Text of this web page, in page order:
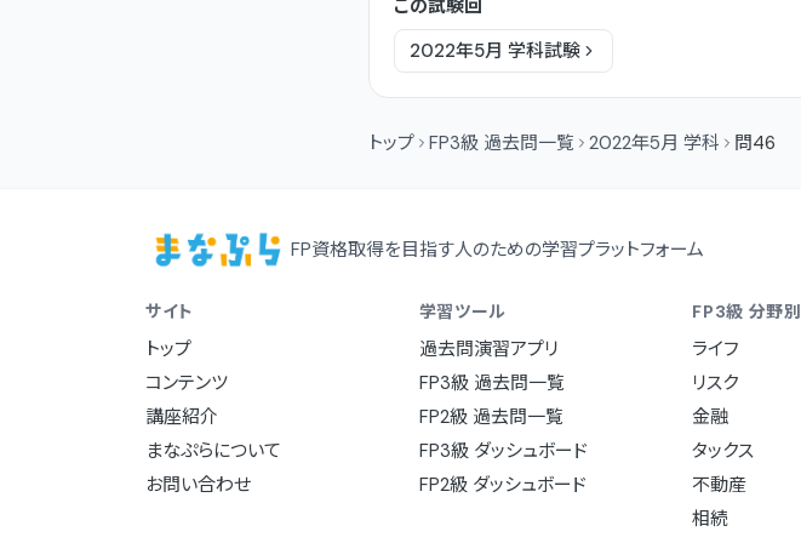
この試験回
2022年5月 学科試験
トップ FP3級 過去問一覧 2022年5月 学科 問46
FP資格取得を目指す人のための学習プラットフォーム
サイト
トップ
コンテンツ
講座紹介
まなぷらについて
お問い合わせ
学習ツール
過去問演習アプリ
FP3級 過去問一覧
FP2級 過去問一覧
FP3級 ダッシュボード
FP2級 ダッシュボード
FP3級 分野別
ライフ
リスク
金融
タックス
不動産
相続